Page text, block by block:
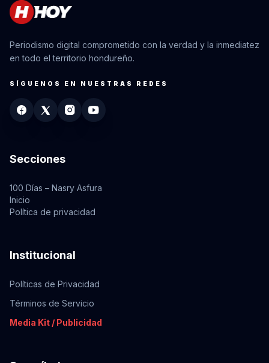
Periodismo digital comprometido con la verdad y la inmediatez
en todo el territorio hondureño.
SÍGUENOS EN NUESTRAS REDES
Secciones
100 Días – Nasry Asfura
Inicio
Política de privacidad
Institucional
Políticas de Privacidad
Términos de Servicio
Media Kit / Publicidad